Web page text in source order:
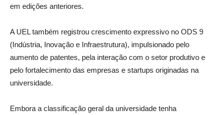
em edições anteriores.
A UEL também registrou crescimento expressivo no ODS 9
(Indústria, Inovação e Infraestrutura), impulsionado pelo
aumento de patentes, pela interação com o setor produtivo e
pelo fortalecimento das empresas e startups originadas na
universidade.
Embora a classificação geral da universidade tenha